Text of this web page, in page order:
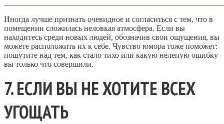
Иногда лучше признать очевидное и согласиться с тем, что в
помещении сложилась неловкая атмосфера. Если вы
находитесь среди новых людей, обозначив свои ощущения, вы
можете расположить их к себе. Чувство юмора тоже поможет:
пошутите над тем, как стало тихо или какую нелепую ошибку
вы только что совершили.
7. ЕСЛИ ВЫ НЕ ХОТИТЕ ВСЕХ
УГОЩАТЬ